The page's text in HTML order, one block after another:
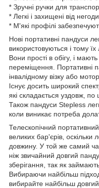
* Зручні ручки для
* Легкі і захищені від
* М'які профілі
Нові портативні пандуси
використовуються і тому їх
Вони прості в обігу, і
переміщення. Портативні
інвалідному візку або
Існує досить широкий
які складається уздовж, по
Також пандуси Stepless
коли виникає потреба
Телескопічний
великих бар'єрів,
довжину. У той же самий
ніж звичайний довгий
зберігання, так як
Вибираючи найбільш
вибирайте найбільш